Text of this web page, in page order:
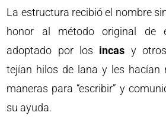
La estructura recibió el nombre
honor al método original de
adoptado por los incas y
tejían hilos de lana y les hacían
maneras para “escribir” y
su ayuda.